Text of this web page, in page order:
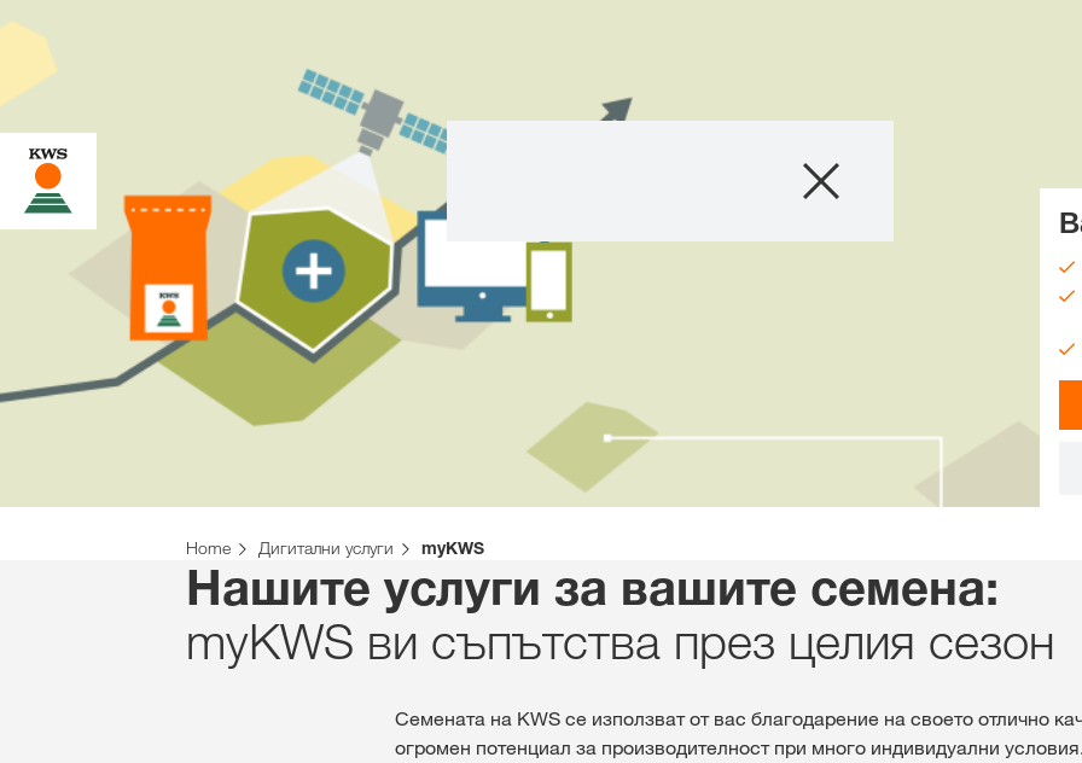
Истории и
Дигитални
За нас
Home Дигитални услуги myKWS
Нашите услуги за вашите семена:
myKWS ви съпътства през целия сезон
Семената на KWS се използват от вас благодарение на своето отлично
огромен потенциал за производителност при много индивидуални